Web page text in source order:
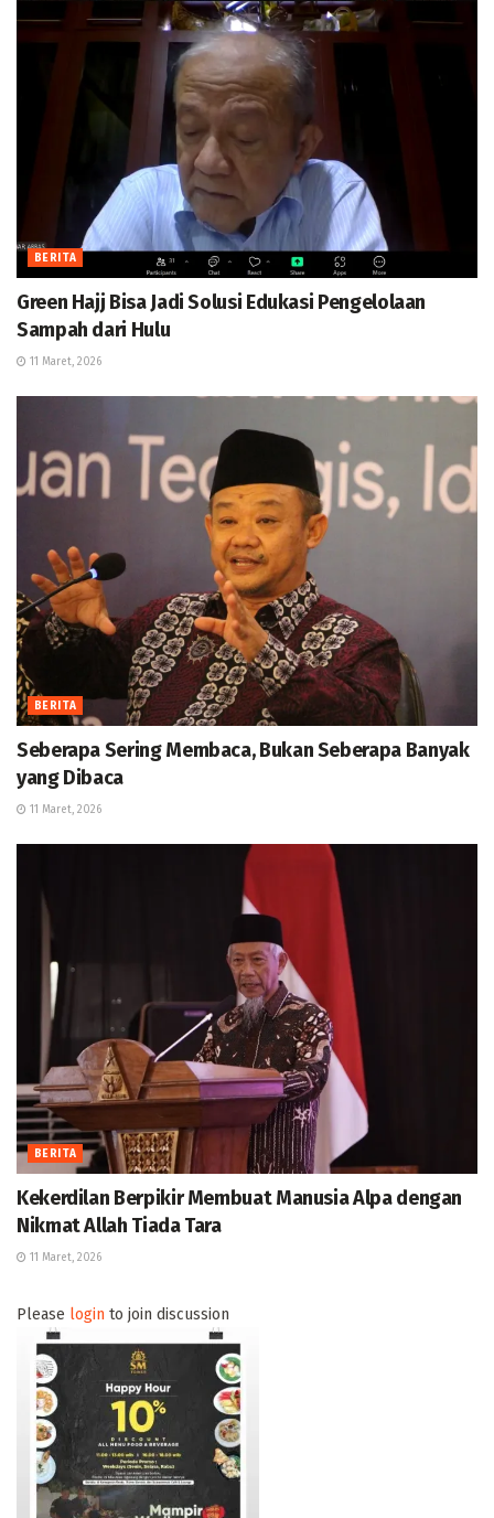
BERITA
Green Hajj Bisa Jadi Solusi Edukasi Pengelolaan
Sampah dari Hulu
11 Maret, 2026
BERITA
Seberapa Sering Membaca, Bukan Seberapa Banyak
yang Dibaca
11 Maret, 2026
BERITA
Kekerdilan Berpikir Membuat Manusia Alpa dengan
Nikmat Allah Tiada Tara
11 Maret, 2026
Please login to join discussion